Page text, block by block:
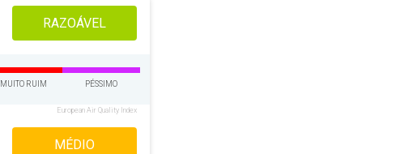
RAZOÁVEL
MUITO RUIM PÉSSIMO
European Air Quality Index
MÉDIO